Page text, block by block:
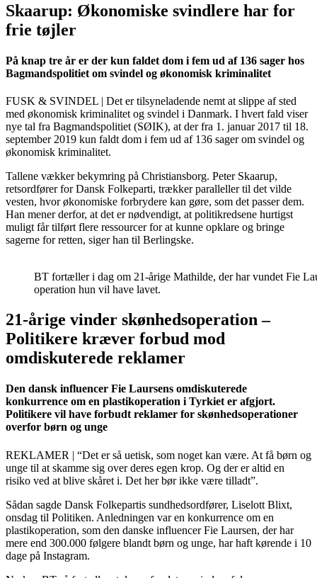
Skaarup: Økonomiske svindlere har for
frie tøjler
På knap tre år er der kun faldet dom i fem ud af 136 sager hos
Bagmandspolitiet om svindel og økonomisk kriminalitet
FUSK & SVINDEL | Det er tilsyneladende nemt at slippe af sted
med økonomisk kriminalitet og svindel i Danmark. I hvert fald viser
nye tal fra Bagmandspolitiet (SØIK), at der fra 1. januar 2017 til 18.
september 2019 kun faldt dom i fem ud af 136 sager om svindel og
økonomisk kriminalitet.
Tallene vækker bekymring på Christiansborg. Peter Skaarup,
retsordfører for Dansk Folkeparti, trækker paralleller til det vilde
vesten, hvor økonomiske forbrydere kan gøre, som det passer dem.
Han mener derfor, at det er nødvendigt, at politikredsene hurtigst
muligt får tilført flere ressourcer for at kunne opklare og bringe
sagerne for retten, siger han til Berlingske.
BT fortæller i dag om 21-årige Mathilde, der har vundet Fie
operation hun vil have lavet.
21-årige vinder skønhedsoperation –
Politikere kræver forbud mod
omdiskuterede reklamer
Den dansk influencer Fie Laursens omdiskuterede
konkurrence om en plastikoperation i Tyrkiet er afgjort.
Politikere vil have forbudt reklamer for skønhedsoperationer
overfor børn og unge
REKLAMER | “Det er så uetisk, som noget kan være. At få børn og
unge til at skamme sig over deres egen krop. Og der er altid en
risiko ved at blive skåret i. Det her bør ikke være tilladt”.
Sådan sagde Dansk Folkepartis sundhedsordfører, Liselott Blixt,
onsdag til Politiken. Anledningen var en konkurrence om en
plastikoperation, som den danske influencer Fie Laursen, der har
mere end 300.000 følgere blandt børn og unge, har haft kørende i 10
dage på Instagram.